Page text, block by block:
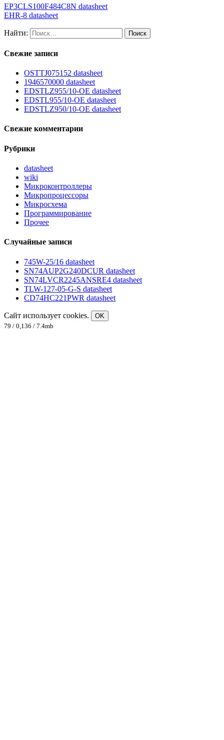
EP3CLS100F484C8N datasheet
EHR-8 datasheet
Найти:
Свежие записи
OSTTJ075152 datasheet
1946570000 datasheet
EDSTLZ955/10-OE datasheet
EDSTL955/10-OE datasheet
EDSTLZ950/10-OE datasheet
Свежие комментарии
Рубрики
datasheet
wiki
Микроконтроллеры
Микропроцессоры
Микросхема
Программирование
Прочее
Случайные записи
745W-25/16 datasheet
SN74AUP2G240DCUR datasheet
SN74LVCR2245ANSRE4 datasheet
TLW-127-05-G-S datasheet
CD74HC221PWR datasheet
Сайт использует cookies.
OK
79 / 0,136 / 7.4mb